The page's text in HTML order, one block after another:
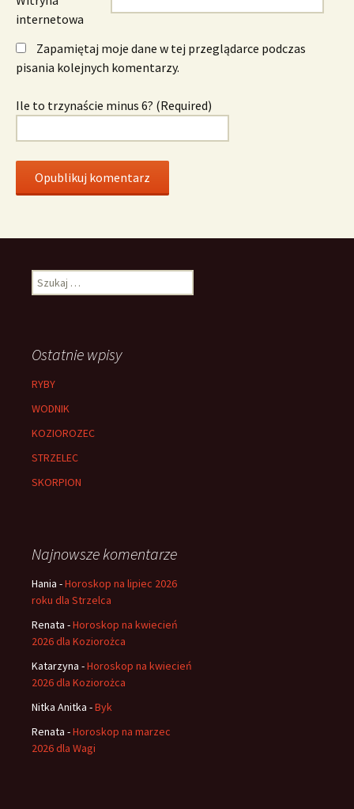
internetowa
Zapamiętaj moje dane w tej przeglądarce podczas
pisania kolejnych komentarzy.
Ile to trzynaście minus 6? (Required)
Szukaj:
Ostatnie wpisy
RYBY
WODNIK
KOZIOROZEC
STRZELEC
SKORPION
Najnowsze komentarze
Hania -Horoskop na lipiec 2026
roku dla Strzelca
Renata -Horoskop na kwiecień
2026 dla Koziorożca
Katarzyna -Horoskop na kwiecień
2026 dla Koziorożca
Nitka Anitka -Byk
Renata -Horoskop na marzec
2026 dla Wagi